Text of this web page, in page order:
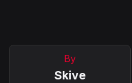
By
Skive